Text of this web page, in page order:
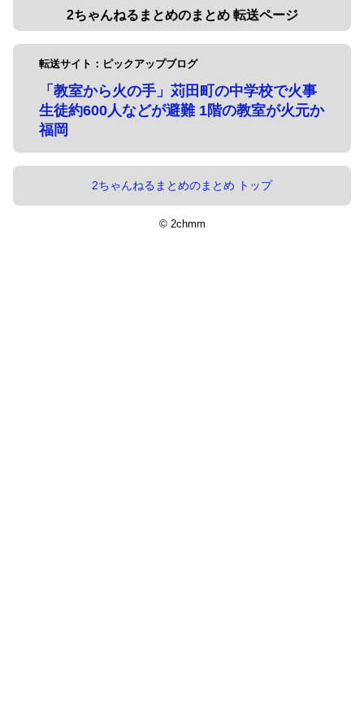
2ちゃんねるまとめのまとめ 転送ページ
転送サイト：ピックアップブログ
「教室から火の手」苅田町の中学校で火事
生徒約600人などが避難 1階の教室が火元か
福岡
2ちゃんねるまとめのまとめ トップ
© 2chmm